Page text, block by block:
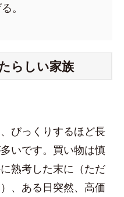
。
らしい家族
びっくりするほど長
いです。買い物は慎
熟考した末に（ただ
、ある日突然、高価